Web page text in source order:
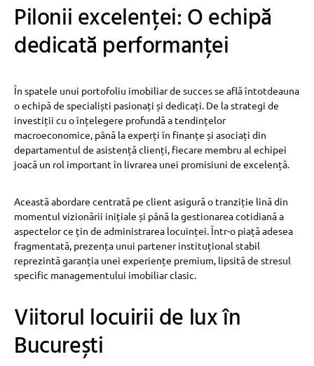
Pilonii excelenței: O echipă
dedicată performanței
În spatele unui portofoliu imobiliar de succes se află întotdeauna
o echipă de specialiști pasionați și dedicați. De la strategi de
investiții cu o înțelegere profundă a tendințelor
macroeconomice, până la experți în finanțe și asociați din
departamentul de asistență clienți, fiecare membru al echipei
joacă un rol important în livrarea unei promisiuni de excelență.
Această abordare centrată pe client asigură o tranziție lină din
momentul vizionării inițiale și până la gestionarea cotidiană a
aspectelor ce țin de administrarea locuinței. Într-o piață adesea
fragmentată, prezența unui partener instituțional stabil
reprezintă garanția unei experiențe premium, lipsită de stresul
specific managementului imobiliar clasic.
Viitorul locuirii de lux în
București